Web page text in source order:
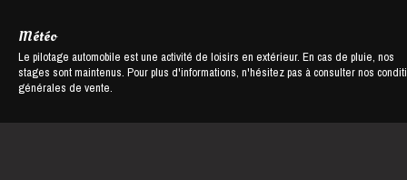
Météo
Le pilotage automobile est une activité de loisirs en extérieur. En cas de pluie, nos
stages sont maintenus. Pour plus d'informations, n'hésitez pas à consulter nos
générales de vente.